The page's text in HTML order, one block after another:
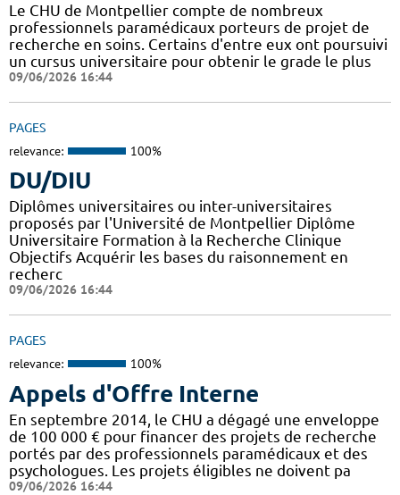
Le CHU de Montpellier compte de nombreux
professionnels paramédicaux porteurs de projet de
recherche en soins. Certains d'entre eux ont poursuivi
un cursus universitaire pour obtenir le grade le plus
09/06/2026 16:44
PAGES
relevance: 100%
DU/DIU
Diplômes universitaires ou inter-universitaires
proposés par l'Université de Montpellier Diplôme
Universitaire Formation à la Recherche Clinique
Objectifs Acquérir les bases du raisonnement en
recherc
09/06/2026 16:44
PAGES
relevance: 100%
Appels d'Offre Interne
En septembre 2014, le CHU a dégagé une enveloppe
de 100 000 € pour financer des projets de recherche
portés par des professionnels paramédicaux et des
psychologues. Les projets éligibles ne doivent pa
09/06/2026 16:44